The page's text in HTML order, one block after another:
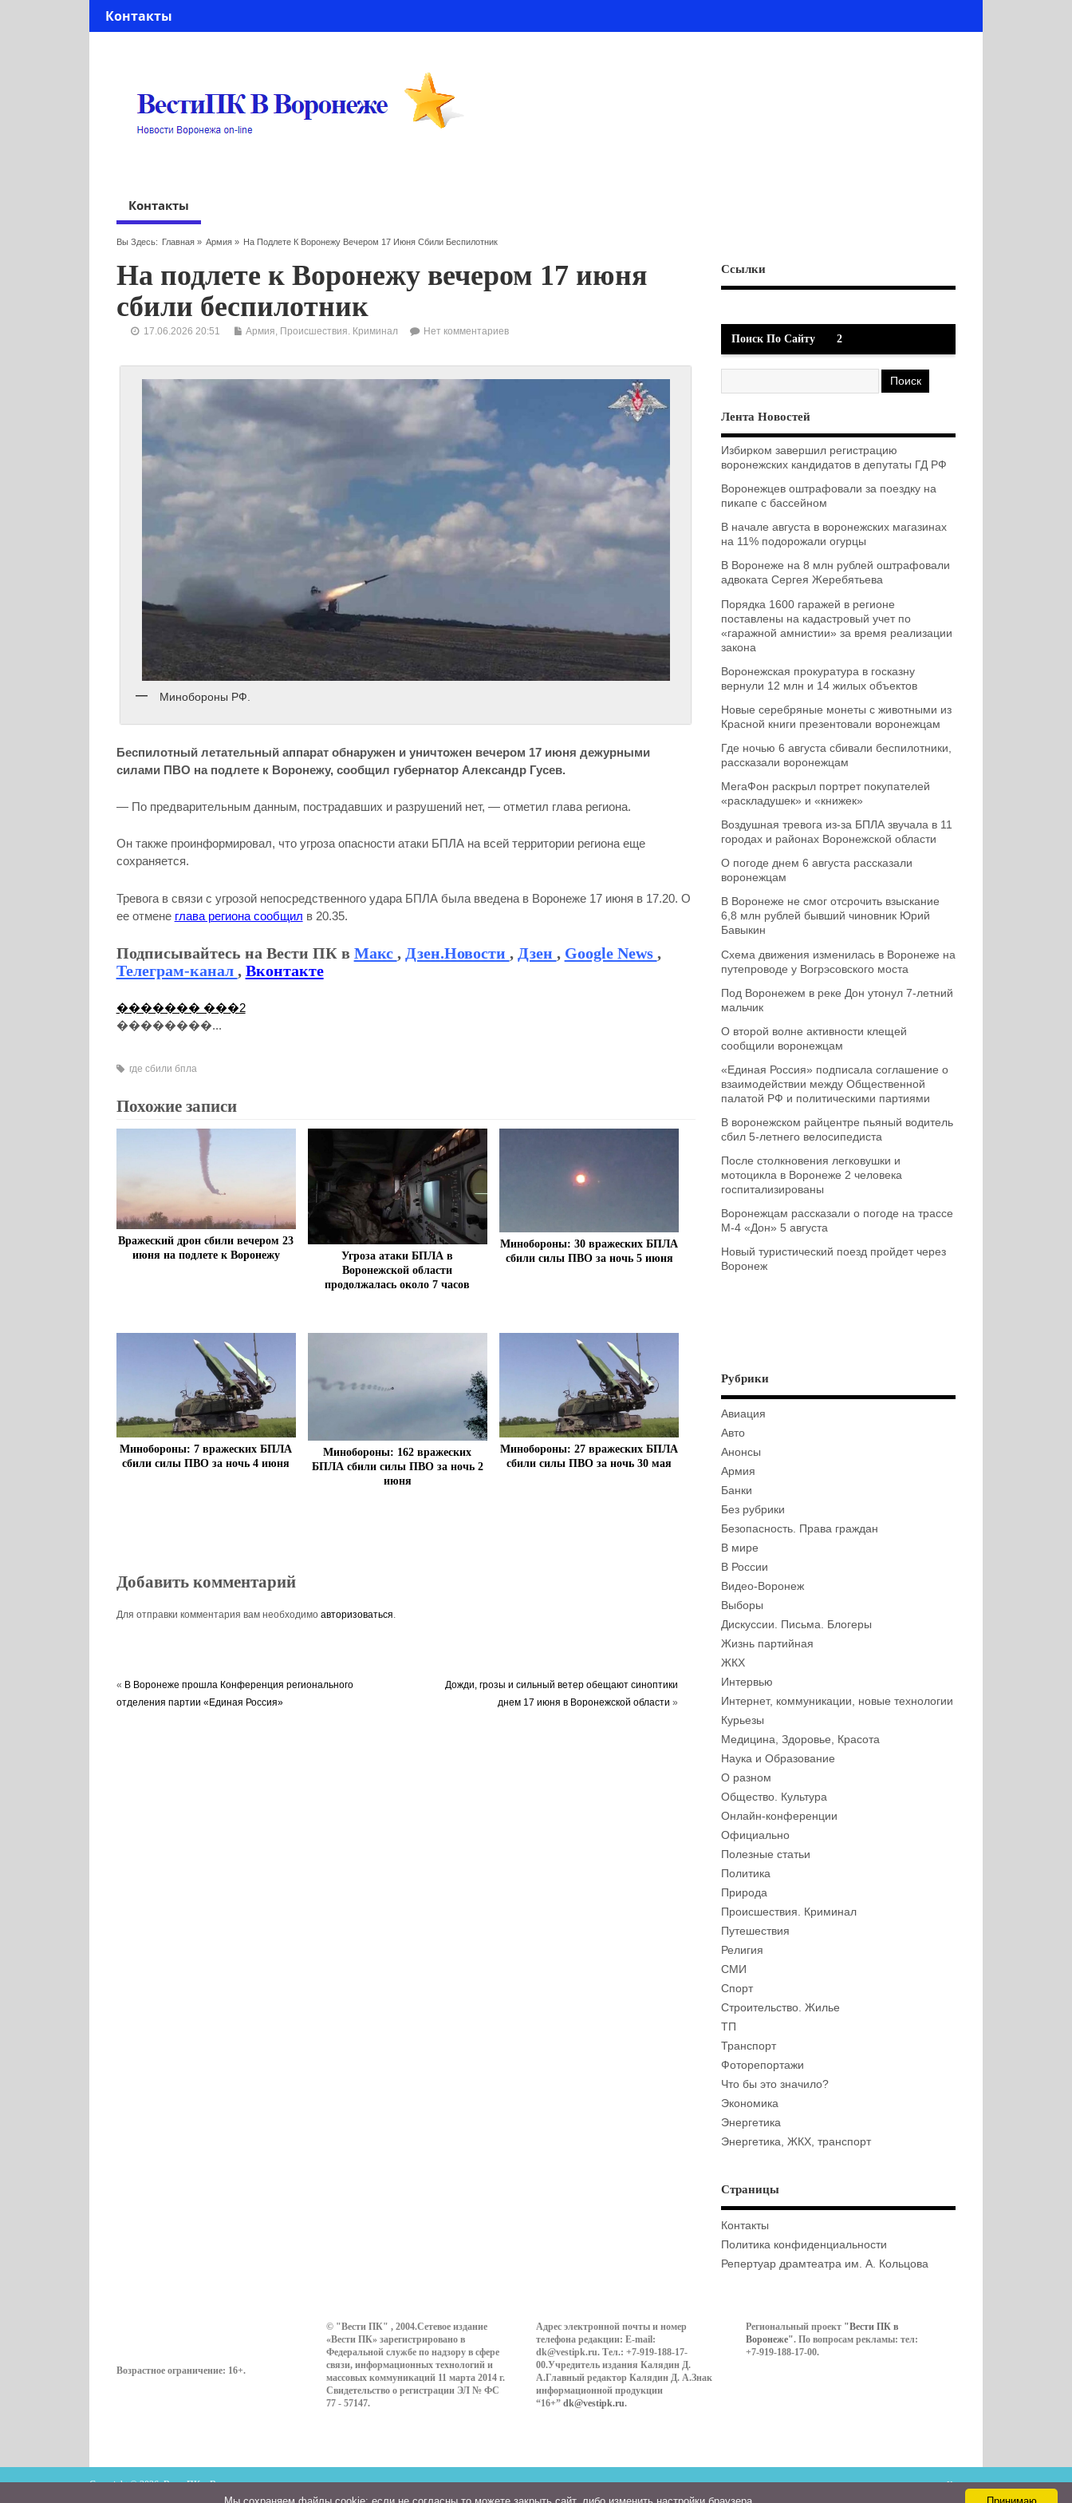
Контакты
Контакты
Вы Здесь: Главная» Армия » На Подлете К Воронежу Вечером 17 Июня Сбили Беспилотник
На подлете к Воронежу вечером 17 июня
сбили беспилотник
17.06.2026 20:51 Армия, Происшествия. Криминал Нет комментариев
Минобороны РФ.
Беспилотный летательный аппарат обнаружен и уничтожен вечером 17 июня дежурными
силами ПВО на подлете к Воронежу, сообщил губернатор Александр Гусев.
— По предварительным данным, пострадавших и разрушений нет, — отметил глава региона.
Он также проинформировал, что угроза опасности атаки БПЛА на всей территории региона еще
сохраняется.
Тревога в связи с угрозой непосредственного удара БПЛА была введена в Воронеже 17 июня в 17.20. О
ее отмене глава региона сообщил в 20.35.
Подписывайтесь на Вести ПК в Макс , Дзен.Новости , Дзен , Google News ,
Телеграм-канал , Вконтакте
������� ���2
��������...
где сбили бпла
Похожие записи
Вражеский дрон сбили вечером 23
июня на подлете к Воронежу
Угроза атаки БПЛА в
Воронежской области
продолжалась около 7 часов
Минобороны: 30 вражеских БПЛА
сбили силы ПВО за ночь 5 июня
Минобороны: 7 вражеских БПЛА
сбили силы ПВО за ночь 4 июня
Минобороны: 162 вражеских
БПЛА сбили силы ПВО за ночь 2
июня
Минобороны: 27 вражеских БПЛА
сбили силы ПВО за ночь 30 мая
Добавить комментарий
Для отправки комментария вам необходимо авторизоваться.
« В Воронеже прошла Конференция регионального
отделения партии «Единая Россия»
Дожди, грозы и сильный ветер обещают синоптики
днем 17 июня в Воронежской области »
Ссылки
Поиск По Сайту 2
Лента Новостей
Избирком завершил регистрацию
воронежских кандидатов в депутаты ГД РФ
Воронежцев оштрафовали за поездку на
пикапе с бассейном
В начале августа в воронежских магазинах
на 11% подорожали огурцы
В Воронеже на 8 млн рублей оштрафовали
адвоката Сергея Жеребятьева
Порядка 1600 гаражей в регионе
поставлены на кадастровый учет по
«гаражной амнистии» за время реализации
закона
Воронежская прокуратура в госказну
вернули 12 млн и 14 жилых объектов
Новые серебряные монеты с животными из
Красной книги презентовали воронежцам
Где ночью 6 августа сбивали беспилотники,
рассказали воронежцам
МегаФон раскрыл портрет покупателей
«раскладушек» и «книжек»
Воздушная тревога из-за БПЛА звучала в 11
городах и районах Воронежской области
О погоде днем 6 августа рассказали
воронежцам
В Воронеже не смог отсрочить взыскание
6,8 млн рублей бывший чиновник Юрий
Бавыкин
Схема движения изменилась в Воронеже на
путепроводе у Вогрэсовского моста
Под Воронежем в реке Дон утонул 7-летний
мальчик
О второй волне активности клещей
сообщили воронежцам
«Единая Россия» подписала соглашение о
взаимодействии между Общественной
палатой РФ и политическими партиями
В воронежском райцентре пьяный водитель
сбил 5-летнего велосипедиста
После столкновения легковушки и
мотоцикла в Воронеже 2 человека
госпитализированы
Воронежцам рассказали о погоде на трассе
М-4 «Дон» 5 августа
Новый туристический поезд пройдет через
Воронеж
Рубрики
Авиация
Авто
Анонсы
Армия
Банки
Без рубрики
Безопасность. Права граждан
В мире
В России
Видео-Воронеж
Выборы
Дискуссии. Письма. Блогеры
Жизнь партийная
ЖКХ
Интервью
Интернет, коммуникации, новые технологии
Курьезы
Медицина, Здоровье, Красота
Наука и Образование
О разном
Общество. Культура
Онлайн-конференции
Официально
Полезные статьи
Политика
Природа
Происшествия. Криминал
Путешествия
Религия
СМИ
Спорт
Строительство. Жилье
ТП
Транспорт
Фоторепортажи
Что бы это значило?
Экономика
Энергетика
Энергетика, ЖКХ, транспорт
Страницы
Контакты
Политика конфиденциальности
Репертуар драмтеатра им. А. Кольцова
Возрастное ограничение: 16+.
© "Вести ПК" , 2004.Сетевое издание
«Вести ПК» зарегистрировано в
Федеральной службе по надзору в сфере
связи, информационных технологий и
массовых коммуникаций 11 марта 2014 г.
Свидетельство о регистрации ЭЛ № ФС
77 - 57147.
Адрес электронной почты и номер
телефона редакции: E-mail:
dk@vestipk.ru. Тел.: +7-919-188-17-
00.Учредитель издания Калядин Д.
А.Главный редактор Калядин Д. А.Знак
информационной продукции
“16+” dk@vestipk.ru.
Региональный проект "Вести ПК в
Воронеже". По вопросам рекламы: тел:
+7-919-188-17-00.
Copyright © 2026. ВестиПК в Воронеже Контакты